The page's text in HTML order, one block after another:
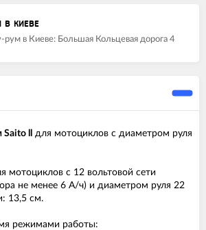
В КИЕВЕ
в Киеве: Большая Кольцевая дорога 4
ll
для мотоциклов с диаметром руля
мотоциклов с 12 вольтовой сети
не менее 6 А/ч) и диаметром руля 22
13,5 см.
режимами работы: